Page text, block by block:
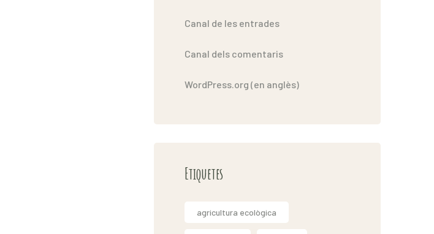
Canal de les entrades
Canal dels comentaris
WordPress.org (en anglès)
Etiquetes
agricultura ecològica